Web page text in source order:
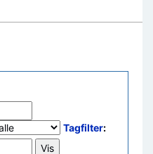
Tagfilter: